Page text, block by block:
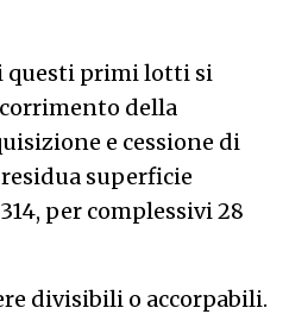
questi primi lotti si
della
e cessione di
superficie
per complessivi 28
divisibili o accorpabili.